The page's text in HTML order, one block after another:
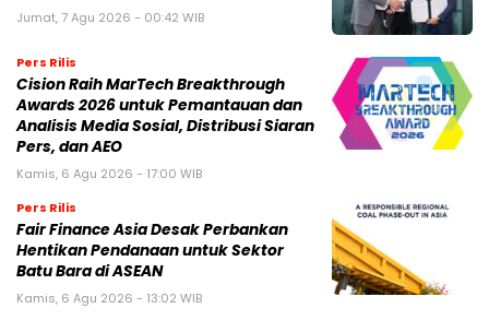
Jumat, 7 Agu 2026 - 00:42 WIB
Pers Rilis
Cision Raih MarTech Breakthrough
Awards 2026 untuk Pemantauan dan
Analisis Media Sosial, Distribusi Siaran
Pers, dan AEO
Kamis, 6 Agu 2026 - 17:00 WIB
Pers Rilis
Fair Finance Asia Desak Perbankan
Hentikan Pendanaan untuk Sektor
Batu Bara di ASEAN
Kamis, 6 Agu 2026 - 13:02 WIB